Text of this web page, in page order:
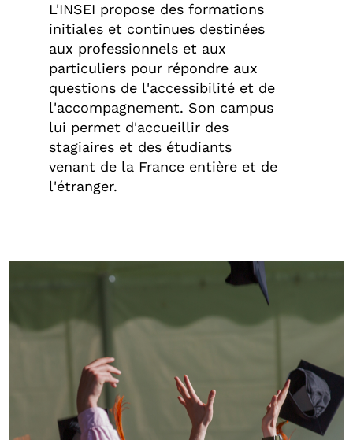
L'INSEI propose des formations
initiales et continues destinées
aux professionnels et aux
particuliers pour répondre aux
questions de l'accessibilité et de
l'accompagnement. Son campus
lui permet d'accueillir des
stagiaires et des étudiants
venant de la France entière et de
l'étranger.